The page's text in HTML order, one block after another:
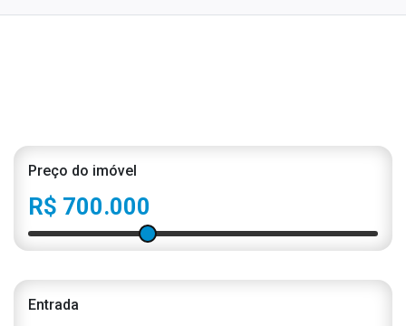
Preço do imóvel
R$ 700.000
Entrada